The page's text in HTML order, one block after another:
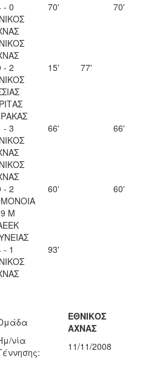
- 0
70' 70'
- 2
15' 77'
- 3
66' 66'
- 2
Μ
60' 60'
- 1
93'
ΕΘΝΙΚΟΣ
ΑΧΝΑΣ
νία
11/11/2008